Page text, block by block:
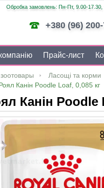
Обробка замовлень: Пн-Пт, 9.00-17.30,
+380 (96)
Прайс-лист
Ласощі та корми
Канін Poodle Loaf, 0,085 кг
Канін Poodle